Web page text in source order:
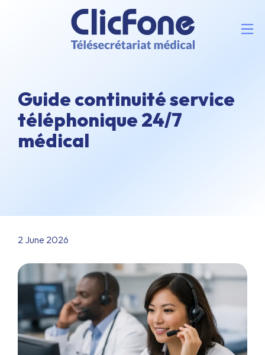
Guide continuité service
téléphonique 24/7
médical
2 June 2026